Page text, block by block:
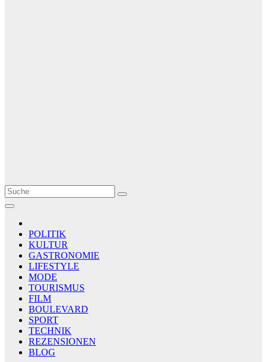
Le Matin
AGENCE DE PRESSE
POLITIK
KULTUR
GASTRONOMIE
LIFESTYLE
MODE
TOURISMUS
FILM
BOULEVARD
SPORT
TECHNIK
REZENSIONEN
BLOG